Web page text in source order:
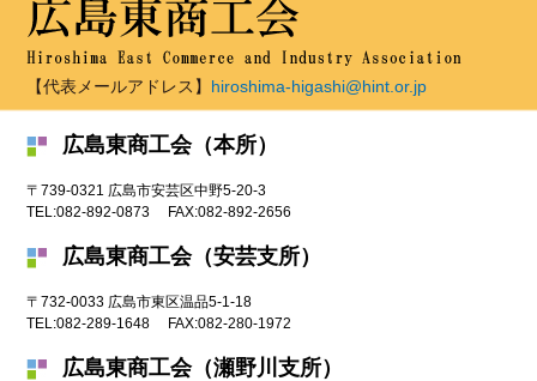
【代表メールアドレス】 hiroshima-higashi@hint.or.jp
広島東商工会（本所）
〒739-0321 広島市安芸区中野5-20-3
TEL:082-892-0873 FAX:082-892-2656
広島東商工会（安芸支所）
〒732-0033 広島市東区温品5-1-18
TEL:082-289-1648 FAX:082-280-1972
広島東商工会（瀬野川支所）